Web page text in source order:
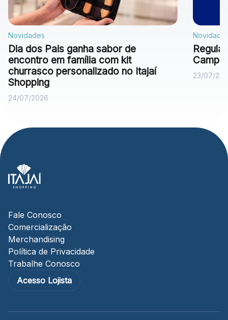
Novidades
Dia dos Pais ganha sabor de
encontro em família com kit
churrasco personalizado no Itajaí
Shopping
24/07/2026
23/07/
Fale Conosco
Comercialização
Merchandising
Política de Privacidade
Trabalhe Conosco
Acesso Lojista